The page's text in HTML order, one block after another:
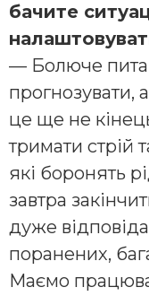
бачите
— Болюче
це ще не
тримати стрій
які боронять
завтра
дуже
поранених,
Маємо